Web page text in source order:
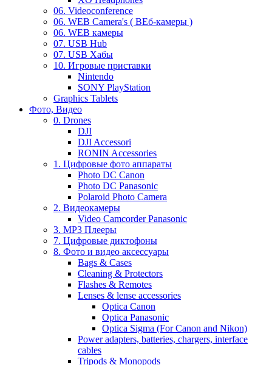
06. Videoconference
06. WEB Camera's ( ВЕб-камеры )
06. WEB камеры
07. USB Hub
07. USB Хабы
10. Игровые приставки
Nintendo
SONY PlayStation
Graphics Tablets
Фото, Видео
0. Drones
DJI
DJI Accessori
RONIN Accessories
1. Цифровые фото аппараты
Photo DC Canon
Photo DC Panasonic
Polaroid Photo Camera
2. Видеокамеры
Video Camcorder Panasonic
3. MP3 Плееры
7. Цифровые диктофоны
8. Фото и видео аксессуары
Bags & Cases
Cleaning & Protectors
Flashes & Remotes
Lenses & lense accessories
Optica Canon
Optica Panasonic
Optica Sigma (For Canon and Nikon)
Power adapters, batteries, chargers, interface
cables
Tripods & Monopods